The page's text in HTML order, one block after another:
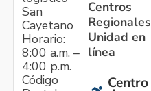
San
Cayetano
Horario:
8:00 a.m. –
4:00 p.m.
Código
Centros
Regionales
Unidad en
línea
Centro